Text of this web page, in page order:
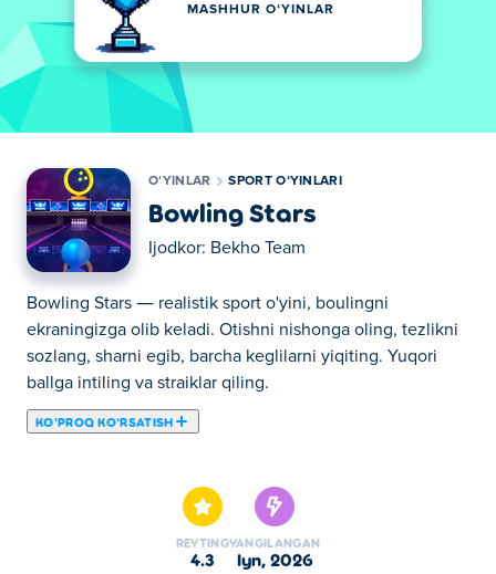
MASHHUR OʻYINLAR
OʻYINLAR SPORT OʻYINLARI
Bowling Stars
Ijodkor: Bekho Team
Bowling Stars — realistik sport o'yini, boulingni
ekraningizga olib keladi. Otishni nishonga oling, tezlikni
sozlang, sharni egib, barcha keglilarni yiqiting. Yuqori
ballga intiling va straiklar qiling.
KOʻPROQ KOʻRSATISH
REYTING
4.3
YANGILANGAN
iyn, 2026